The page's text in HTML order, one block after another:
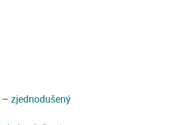
– zjednodušený